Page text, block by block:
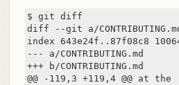
$ git diff
diff --git a/CONTRIBUTING.md
index 643e24f..87f08c8
--- a/CONTRIBUTING.md
+++ b/CONTRIBUTING.md
@@ -119,3 +119,4 @@ at the